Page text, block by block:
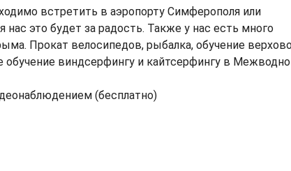
встретить в аэропорту Симферополя или
это будет за радость. Также у нас есть много
Прокат велосипедов, рыбалка, обучение
виндсерфингу и кайтсерфингу в
(бесплатно)